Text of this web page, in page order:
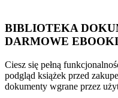
BIBLIOTEKA
DARMOWE
Ciesz się pełną
podgląd książek przed
dokumenty wgrane przez